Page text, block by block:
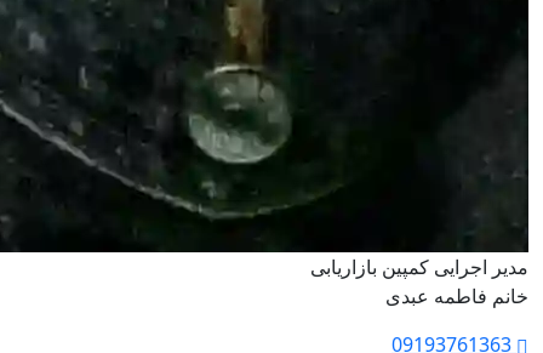
مدیر اجرایی کمپین بازاریابی
خانم فاطمه عبدی